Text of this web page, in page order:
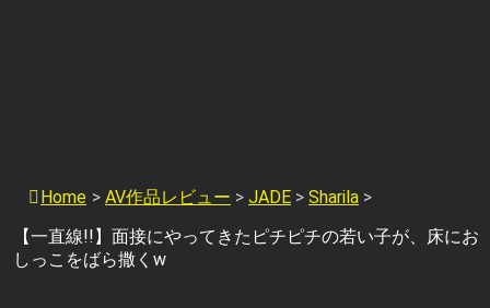
Home > AV作品レビュー > JADE > Sharila >
【一直線!!】面接にやってきたピチピチの若い子が、床にお
しっこをばら撒くw